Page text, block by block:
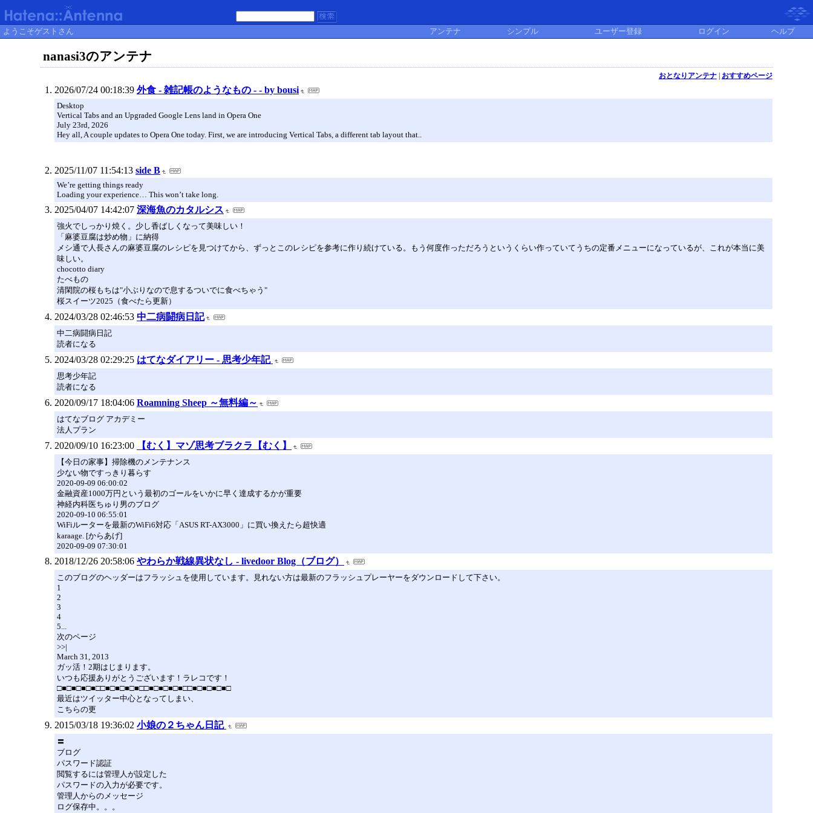
ようこそゲストさん アンテナ シンプル ユーザー登録 ログイン ヘルプ
nanasi3のアンテナ
おとなりアンテナ| おすすめページ
2026/07/24 00:18:39 外食 - 雑記帳のようなもの - - by bousi
Desktop
Vertical Tabs and an Upgraded Google Lens land in Opera One
July 23rd, 2026
Hey all, A couple updates to Opera One today. First, we are introducing Vertical Tabs, a different tab layout that..
2025/11/07 11:54:13 side B
We’re getting things ready
Loading your experience… This won’t take long.
2025/04/07 14:42:07 深海魚のカタルシス
強火でしっかり焼く。少し香ばしくなって美味しい！
「麻婆豆腐は炒め物」に納得
メシ通で人長さんの麻婆豆腐のレシピを見つけてから、ずっとこのレシピを参考に作り続けている。もう何度作っただろうというくらい作っていてうちの定番メニューになっているが、これが本当に美
味しい。
chocotto diary
たべもの
清閑院の桜もちは"小ぶりなので息するついでに食べちゃう"
桜スイーツ2025（食べたら更新）
2024/03/28 02:46:53 中二病闘病日記
中二病闘病日記
読者になる
2024/03/28 02:29:25 はてなダイアリー - 思考少年記
思考少年記
読者になる
2020/09/17 18:04:06 Roamning Sheep ～無料編～
はてなブログ アカデミー
法人プラン
2020/09/10 16:23:00 【むく】マゾ思考ブラクラ【むく】
【今日の家事】掃除機のメンテナンス
少ない物ですっきり暮らす
2020-09-09 06:00:02
金融資産1000万円という最初のゴールをいかに早く達成するかが重要
神経内科医ちゅり男のブログ
2020-09-10 06:55:01
WiFiルーターを最新のWiFi6対応「ASUS RT-AX3000」に買い換えたら超快適
karaage. [からあげ]
2020-09-09 07:30:01
2018/12/26 20:58:06 やわらか戦線異状なし - livedoor Blog（ブログ）
このブログのヘッダーはフラッシュを使用しています。見れない方は最新のフラッシュプレーヤーをダウンロードして下さい。
1
2
3
4
5...
次のページ
>>|
March 31, 2013
ガッ活！2期はじまります。
いつも応援ありがとうございます！ラレコです！
□■□■□■□■□□■□■□■□■□□■□■□■□■□□■□■□■□■□
最近はツイッター中心となってしまい、
こちらの更
2015/03/18 19:36:02 小娘の２ちゃん日記
〓
ブログ
パスワード認証
閲覧するには管理人が設定した
パスワードの入力が必要です。
管理人からのメッセージ
ログ保存中。。。